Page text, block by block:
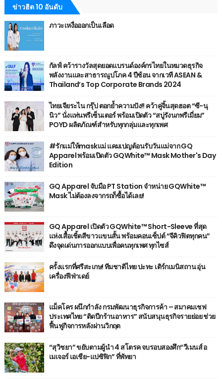
ข่าวฮิต 10 อันดับ
ภาวะเหงื่อออกเป็นเลือด
กัลฟ์ คว้ารางวัลสุดยอดแบรนด์องค์กรไทยในหมวดธุรกิจ
พลังงานและสาธารณูปโภค 4 ปีซ้อน จากเวที ASEAN &
Thailand’s Top Corporate Brands 2024
ไทยเจียระไน กรุ๊ป ตอกย้ำความปัง!! คว้าคู่จิ้นสุดฮอต “ซี-นุ
นิว” นั่งแท่นพรีเซ็นเตอร์ พร้อมเปิดตัว “สบู่รังนกพรีเมี่ยม”
POYD ผลิตภัณฑ์สำหรับทุกกลุ่มและทุกเพศ
#รักแม่ให้maskแม่ แคมเปญต้อนรับวันแม่จาก GQ
Apparel พร้อมเปิดตัว GQWhite™ Mask Mother's Day
Edition
GQ Apparel จับมือ PT Station จำหน่าย GQWhite™
Mask ไม่ต้องลงจากรถก็ซื้อได้เลย!
GQ Apparel เปิดตัว GQWhite™ Short-Sleeve ที่สุด
แห่งเสื้อเชิ้ตสีขาวแขนสั้น พร้อมคอนเซ็ปต์ “จีคิวฟิตทุกคน”
ดึงจุดเด่นการออกแบบเพื่อคนทุกเพศ ทุกไซส์
ครั้งแรกที่ศรีสะเกษ! ทีมชาติไทย ปะทะ เติร์กเมนิสถาน อุ่น
เครื่องฟีฟ่าเดย์
แม็คโคร ผนึกกำลัง กรมพัฒนาธุรกิจการค้า – สมาคมเชฟ
ประเทศไทย “ติดปีกร้านอาหาร” สนับสนุนธุรกิจรายย่อย ช่วย
ฟื้นฟูกิจการหลังผ่านวิกฤต
“สุวิชยา” ขยับตามผู้นำ 4 สโตรค จบรอบสองศึก“วีเมนส์ อ
เมเจอร์ เอเชีย-แปซิฟิก” ที่พัทยา